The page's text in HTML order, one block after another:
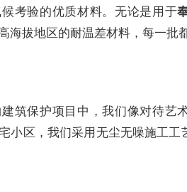
考验的优质材料。无论是用于
海拔地区的耐温差材料，每一批
筑保护项目中，我们像对待艺
小区，我们采用无尘无噪施工工